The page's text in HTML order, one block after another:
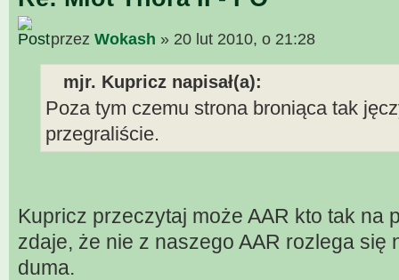
przez Wokash » 20 lut 2010, o 21:28
mjr. Kupricz napisał(a):
Poza tym czemu strona broniąca tak
przegraliście.
Kupricz przeczytaj może AAR kto tak na
zdaje, że nie z naszego AAR rozlega się
duma.